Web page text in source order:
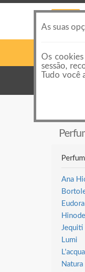
Ana
Eudora
Hinode
Jequiti
Lumi
Natura
As suas
Os
sessão,
Tudo você